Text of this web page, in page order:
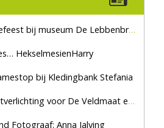
bij museum De Lebbenbrugge
HekselmesienHarry
bij Kledingbank Stefania
voor De Veldmaat en De Pas
Fotograaf: Anna Jalving